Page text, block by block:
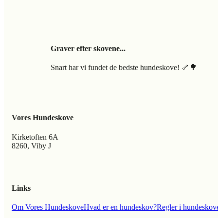
Graver efter skovene...
Snart har vi fundet de bedste hundeskove! 🦴🌳
Vores Hundeskove
Kirketoften 6A
8260, Viby J
Links
Om Vores HundeskoveHvad er en hundeskov?Regler i